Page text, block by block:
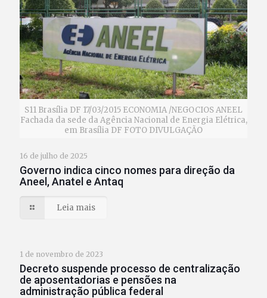
S11 Brasília DF 17/03/2015 ECONOMIA /NEGOCIOS ANEEL
Fachada da sede da Agência Nacional de Energia Elétrica,
em Brasília DF FOTO DIVULGAÇÃO
16 de julho de 2025
Governo indica cinco nomes para direção da
Aneel, Anatel e Antaq
Leia mais
1 de novembro de 2023
Decreto suspende processo de centralização
de aposentadorias e pensões na
administração pública federal